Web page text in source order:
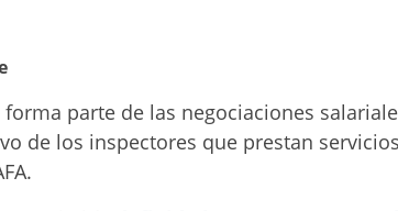
forma parte de las negociaciones
de los inspectores que prestan